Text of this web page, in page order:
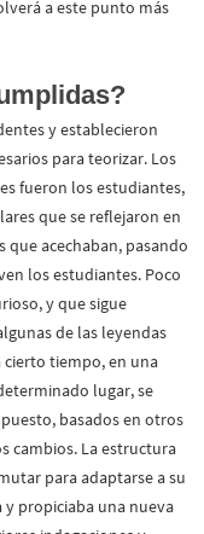
a este punto más
y establecieron
para teorizar. Los
fueron los estudiantes,
que se reflejaron en
que acechaban, pasando
los estudiantes. Poco
y que sigue
de las leyendas
cierto tiempo, en una
lugar, se
basados en otros
cambios. La estructura
para adaptarse a su
y propiciaba una nueva